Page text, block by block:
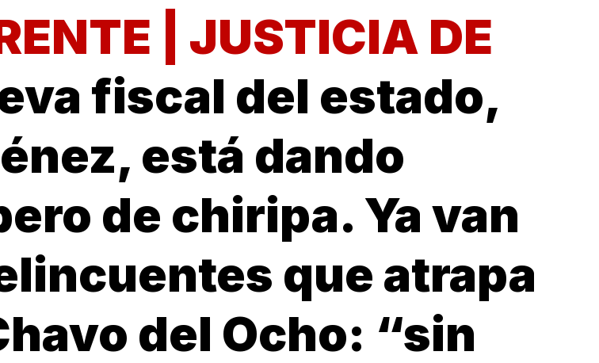
| JUSTICIA DE
fiscal del estado,
está dando
de chiripa. Ya van
que atrapa
del Ocho: “sin